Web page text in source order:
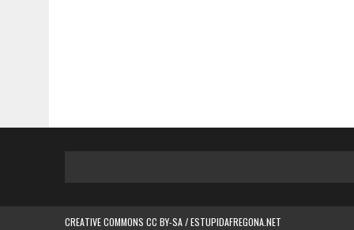
CREATIVE COMMONS CC BY-SA / ESTUPIDAFREGONA.NET